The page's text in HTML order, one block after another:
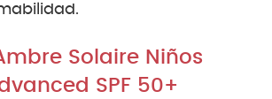
Solaire Niños
SPF 50+